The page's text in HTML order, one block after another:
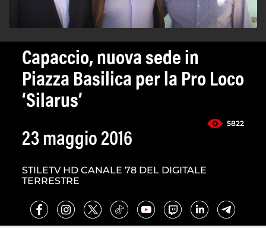
Capaccio, nuova sede in
Piazza Basilica per la Pro Loco
‘Silarus’
5822
23 maggio 2016
STILETV HD CANALE 78 DEL DIGITALE
TERRESTRE